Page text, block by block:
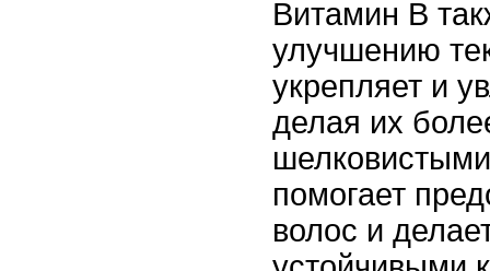
Витамин В
улучшению
укрепляет и
делая их
помогает
волос и